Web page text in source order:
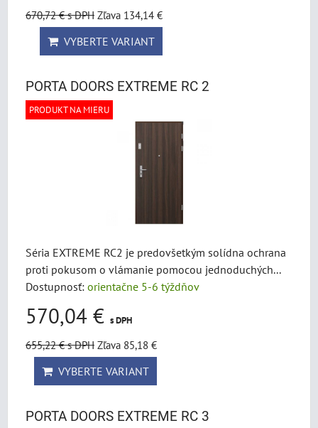
670,72 €s DPH Zľava 134,14 €
VYBERTE VARIANT
PORTA DOORS EXTREME RC 2
PRODUKT NA MIERU
Séria EXTREME RC2 je predovšetkým solídna ochrana
proti pokusom o vlámanie pomocou jednoduchých...
Dostupnosť: orientačne 5-6 týždňov
570,04 € s DPH
655,22 €s DPH Zľava 85,18 €
VYBERTE VARIANT
PORTA DOORS EXTREME RC 3